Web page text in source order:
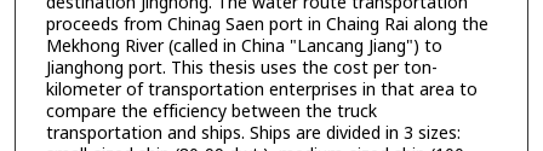
proceeds from Chinag Saen port in Chaing Rai along the
Mekhong River (called in China "Lancang Jiang") to
Jianghong port. This thesis uses the cost per ton-
kilometer of transportation enterprises in that area to
compare the efficiency between the truck
transportation and ships. Ships are divided in 3 sizes: